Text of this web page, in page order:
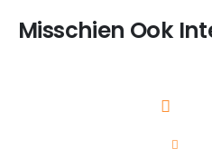
Misschien Ook